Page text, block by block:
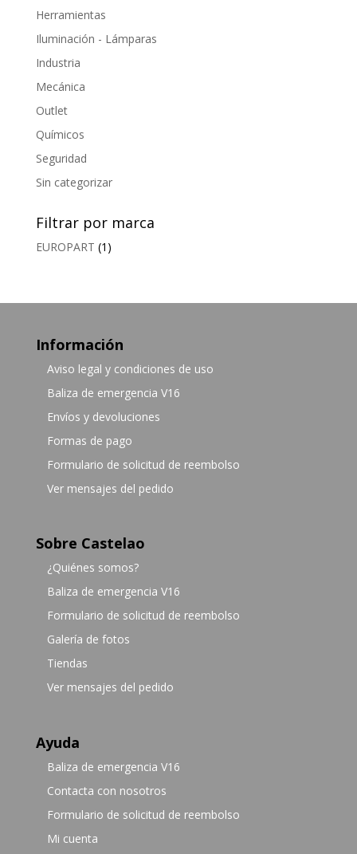
Herramientas
Iluminación - Lámparas
Industria
Mecánica
Outlet
Químicos
Seguridad
Sin categorizar
Filtrar por marca
EUROPART (1)
Información
Aviso legal y condiciones de uso
Baliza de emergencia V16
Envíos y devoluciones
Formas de pago
Formulario de solicitud de reembolso
Ver mensajes del pedido
Sobre Castelao
¿Quiénes somos?
Baliza de emergencia V16
Formulario de solicitud de reembolso
Galería de fotos
Tiendas
Ver mensajes del pedido
Ayuda
Baliza de emergencia V16
Contacta con nosotros
Formulario de solicitud de reembolso
Mi cuenta